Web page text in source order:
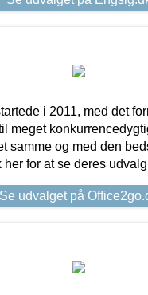
i 2011, med det
meget
samme og med den
her for at se deres
Se udvalget på